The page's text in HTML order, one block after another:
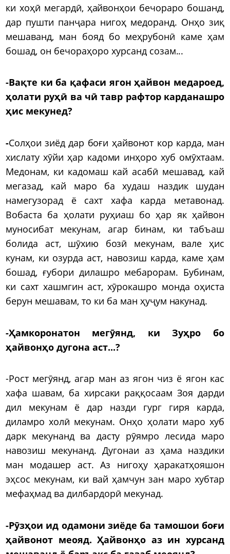
ки хоҳӣ мегардӣ, ҳайвонҳои бечораро бошанд,
дар пушти панҷара нигоҳ медоранд. Онҳо зиқ
мешаванд, ман бояд бо меҳрубонӣ каме ҳам
бошад, он бечораҳоро хурсанд созам...
-Вақте ки ба қафаси ягон ҳайвон медароед,
ҳолати руҳӣ ва чӣ тавр рафтор карданашро
ҳис мекунед?
-Солҳои зиёд дар боғи ҳайвонот кор карда, ман
хислату хӯйи ҳар кадоми инҳоро хуб омӯхтаам.
Медонам, ки кадомаш кай асабӣ мешавад, кай
мегазад, кай маро ба худаш наздик шудан
намегузорад ё сахт хафа карда метавонад.
Вобаста ба ҳолати руҳиаш бо ҳар як ҳайвон
муносибат мекунам, агар бинам, ки табъаш
болида аст, шӯхию бозӣ мекунам, вале ҳис
кунам, ки озурда аст, навозиш карда, каме ҳам
бошад, ғубори дилашро мебарорам. Бубинам,
ки сахт хашмгин аст, хӯрокашро монда оҳиста
берун мешавам, то ки ба ман ҳуҷум накунад.
-Ҳамкоронатон мегӯянд, ки Зуҳро бо
ҳайвонҳо дугона аст...?
-Рост мегӯянд, агар ман аз ягон чиз ё ягон кас
хафа шавам, ба хирсаки раққосаам Зоя дарди
дил мекунам ё дар назди гург гиря карда,
диламро холӣ мекунам. Онҳо ҳолати маро хуб
дарк мекунанд ва дасту рӯямро лесида маро
навозиш мекунанд. Дугонаи аз ҳама наздики
ман модашер аст. Аз нигоҳу ҳаракатҳояшон
эҳсос мекунам, ки вай ҳамчун зан маро хубтар
мефаҳмад ва дилбардорӣ мекунад.
-Рӯзҳои ид одамони зиёде ба тамошои боғи
ҳайвонот меояд. Ҳайвонҳо аз ин хурсанд